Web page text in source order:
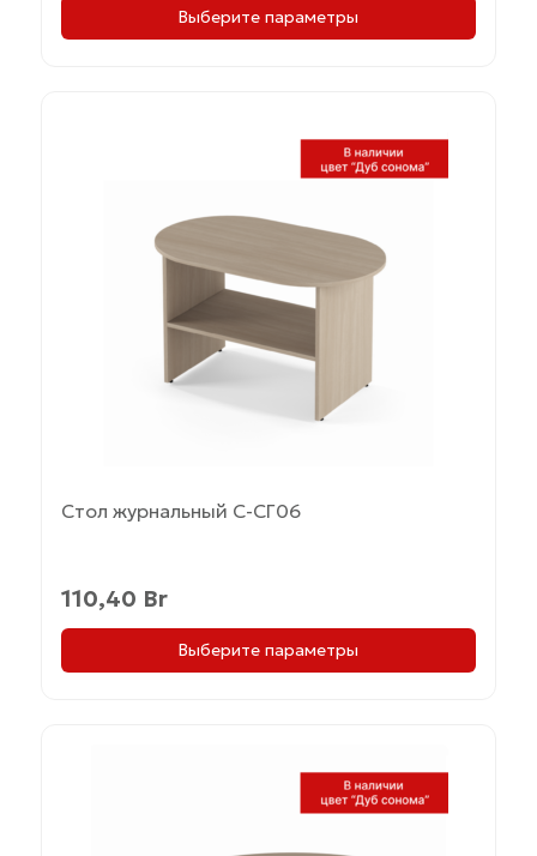
Выберите параметры
Стол журнальный С-СГ06
110,40 Br
Выберите параметры
вариаций.